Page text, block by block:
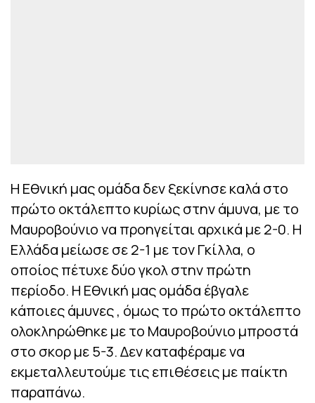
Η Εθνική μας ομάδα δεν ξεκίνησε καλά στο
πρώτο οκτάλεπτο κυρίως στην άμυνα, με το
Μαυροβούνιο να προηγείται αρχικά με 2-0. Η
Ελλάδα μείωσε σε 2-1 με τον Γκίλλα, ο
οποίος πέτυχε δύο γκολ στην πρώτη
περίοδο. Η Εθνική μας ομάδα έβγαλε
κάποιες άμυνες , όμως το πρώτο οκτάλεπτο
ολοκληρώθηκε με το Μαυροβούνιο μπροστά
στο σκορ με 5-3. Δεν καταφέραμε να
εκμεταλλευτούμε τις επιθέσεις με παίκτη
παραπάνω.